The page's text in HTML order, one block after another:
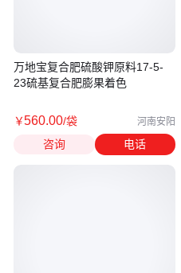
万地宝复合肥硫酸钾原料17-5-
23硫基复合肥膨果着色
￥560.00/袋 河南安阳
咨询 电话